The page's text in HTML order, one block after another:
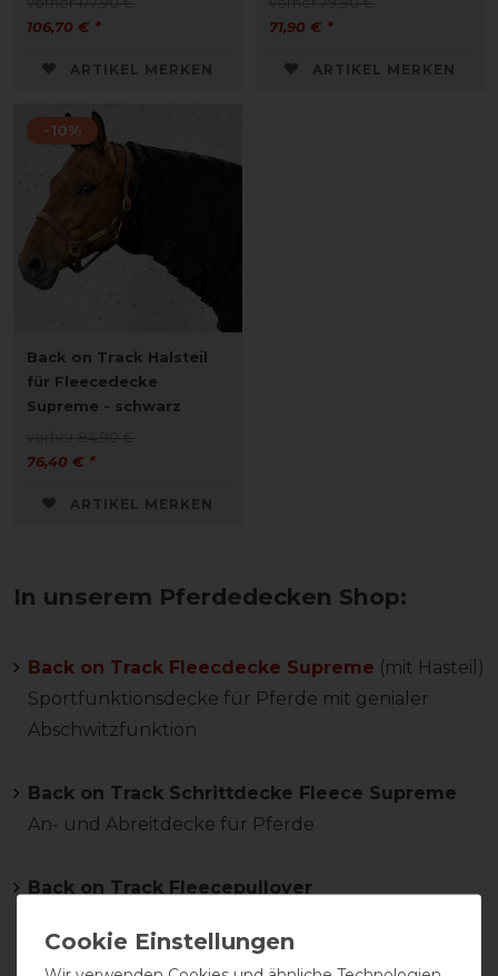
106,70 € *
ARTIKEL MERKEN
71,90 € *
ARTIKEL MERKEN
-10%
Back on Track Halsteil
für Fleecedecke
Supreme - schwarz
76,40 € *
ARTIKEL MERKEN
In unserem Pferdedecken Shop:
Back on Track Fleecdecke Supreme (mit Hasteil)
Sportfunktionsdecke für Pferde mit genialer
Abschwitzfunktion
Back on Track Schrittdecke Fleece Supreme
An- und Abreitdecke für Pferde
Back on Track Fleecepullover
sowie Brusttasche